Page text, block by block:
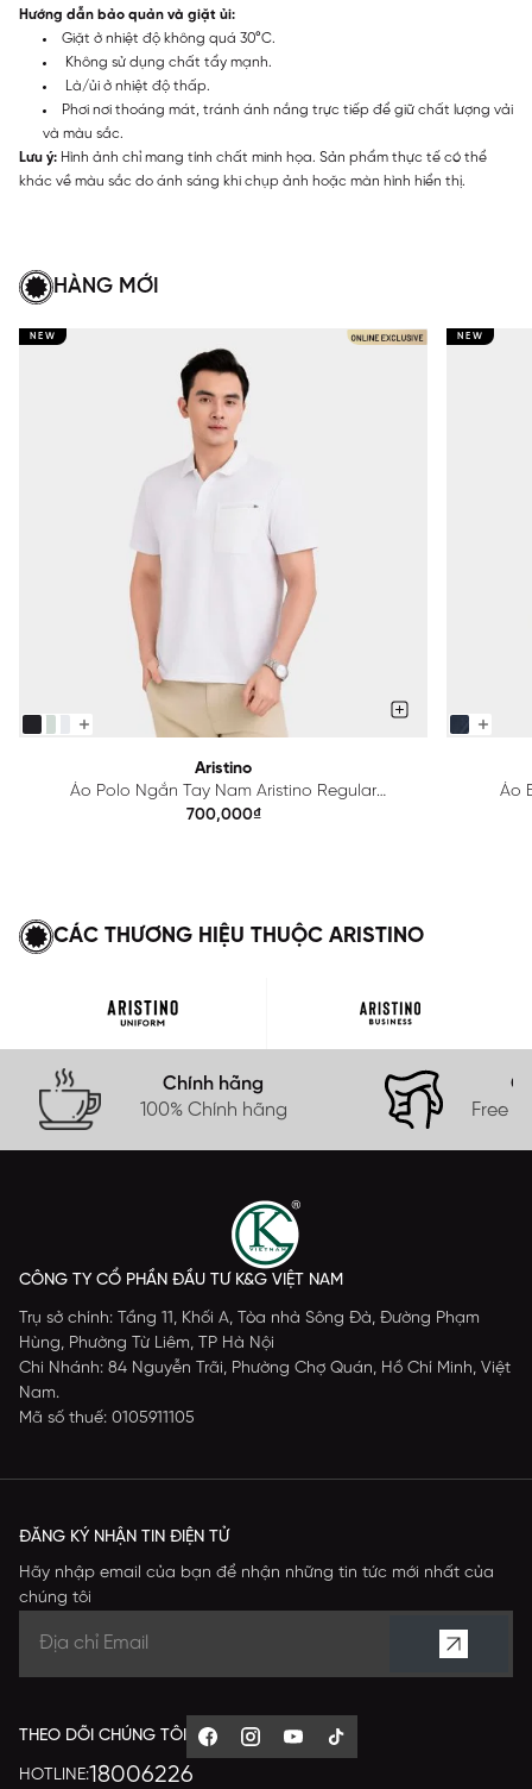
Hướng dẫn bảo quản và giặt ủi:
Giặt ở nhiệt độ không quá 30°C.
Không sử dụng chất tẩy mạnh.
Là/ủi ở nhiệt độ thấp.
Phơi nơi thoáng mát, tránh ánh nắng trực tiếp để giữ chất lượng vải
và màu sắc.
Lưu ý: Hình ảnh chỉ mang tính chất minh họa. Sản phẩm thực tế có thể
khác về màu sắc do ánh sáng khi chụp ảnh hoặc màn hình hiển thị.
HÀNG MỚI
NEW
Aristino
Áo Polo Ngắn Tay Nam Aristino Regular
APS615EDP01
700,000₫
NEW
Áo
CÁC THƯƠNG HIỆU THUỘC ARISTINO
Chính hãng
100% Chính hãng
Free
CÔNG TY CỔ PHẦN ĐẦU TƯ K&G VIỆT NAM
Trụ sở chính: Tầng 11, Khối A, Tòa nhà Sông Đà, Đường Phạm
Hùng, Phường Từ Liêm, TP Hà Nội
Chi Nhánh: 84 Nguyễn Trãi, Phường Chợ Quán, Hồ Chí Minh, Việt
Nam.
Mã số thuế: 0105911105
ĐĂNG KÝ NHẬN TIN ĐIỆN TỬ
Hãy nhập email của bạn để nhận những tin tức mới nhất của
chúng tôi
THEO DÕI CHÚNG TÔI
HOTLINE:18006226